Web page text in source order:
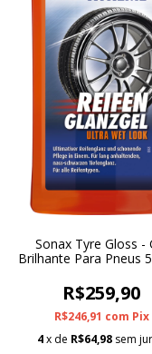
Sonax Tyre Gloss -
Brilhante Para Pneus
R$259,90
R$246,91 com Pix
4x de R$64,98 sem